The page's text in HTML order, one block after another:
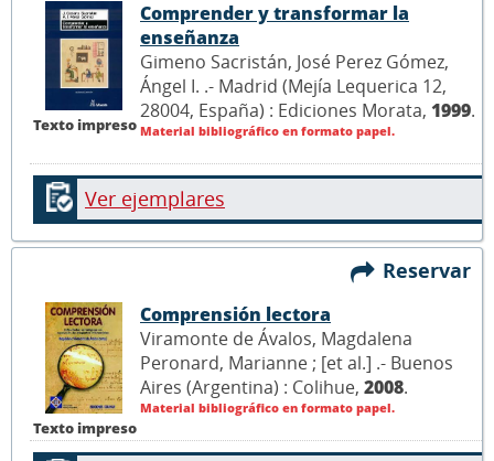
Texto impreso
Comprender y transformar la
enseñanza
Gimeno Sacristán, José Perez Gómez,
Ángel I. .- Madrid (Mejía Lequerica 12,
28004, España) : Ediciones Morata, 1999.
Material bibliográfico en formato papel.
Ver ejemplares
Reservar
Texto impreso
Comprensión lectora
Viramonte de Ávalos, Magdalena
Peronard, Marianne ; [et al.] .- Buenos
Aires (Argentina) : Colihue, 2008.
Material bibliográfico en formato papel.